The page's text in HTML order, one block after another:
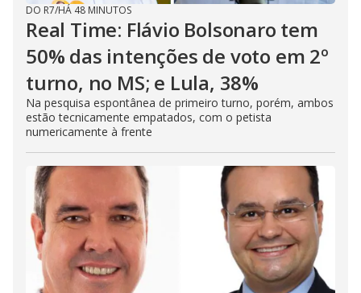
DO R7/HÁ 48 MINUTOS
Real Time: Flávio Bolsonaro tem
50% das intenções de voto em 2º
turno, no MS; e Lula, 38%
Na pesquisa espontânea de primeiro turno, porém, ambos
estão tecnicamente empatados, com o petista
numericamente à frente